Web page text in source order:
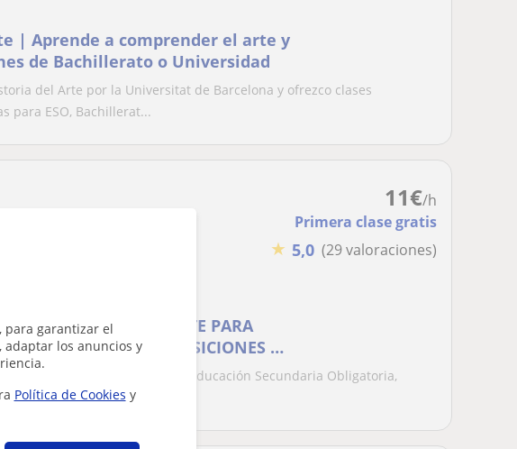
para garantizar el
los anuncios y
Política de Cookies y
| Aprende a comprender el arte y
de Bachillerato o Universidad
del Arte por la Universitat de Barcelona y ofrezco clases
para ESO, Bachillerat...
11€/h
Primera clase gratis
★ 5,0 (29 valoraciones)
DEL ARTE PARA
UNIVERSIDAD, OPOSICIONES DE
Máster en Profesorado de Educación Secundaria Obligatoria,
Máster de Produc...